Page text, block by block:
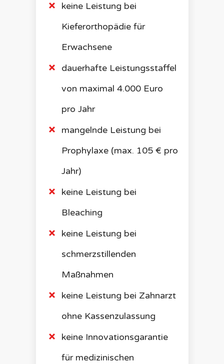
keine Leistung bei
Kieferorthopädie für
Erwachsene
dauerhafte Leistungsstaffel
von maximal 4.000 Euro
pro Jahr
mangelnde Leistung bei
Prophylaxe (max. 105 € pro
Jahr)
keine Leistung bei
Bleaching
keine Leistung bei
schmerzstillenden
Maßnahmen
keine Leistung bei Zahnarzt
ohne Kassenzulassung
keine Innovationsgarantie
für medizinischen